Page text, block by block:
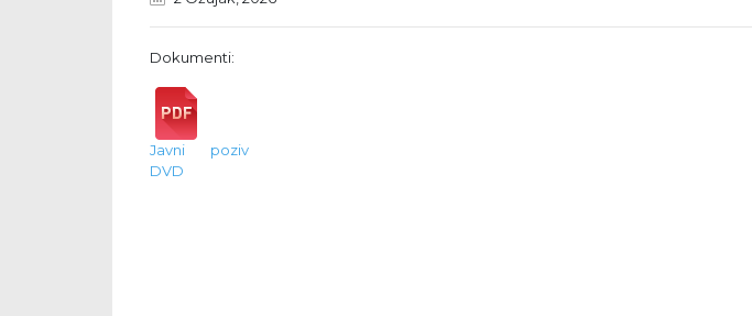
Dokumenti:
Javni poziv
DVD